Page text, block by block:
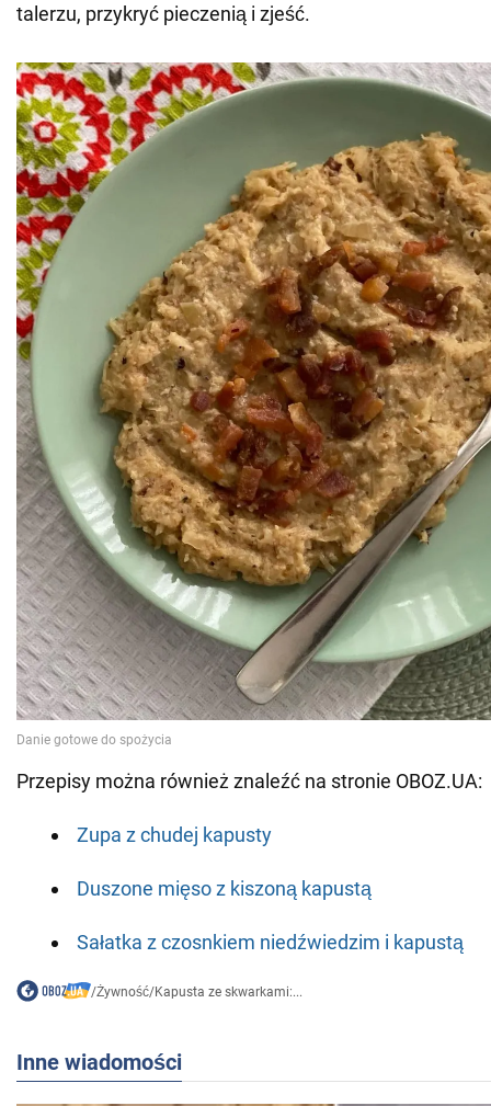
talerzu, przykryć pieczenią i zjeść.
Przepisy można również znaleźć na stronie OBOZ.UA:
Zupa z chudej kapusty
Duszone mięso z kiszoną kapustą
Sałatka z czosnkiem niedźwiedzim i kapustą
/Żywność/Kapusta ze skwarkami:...
Inne wiadomości